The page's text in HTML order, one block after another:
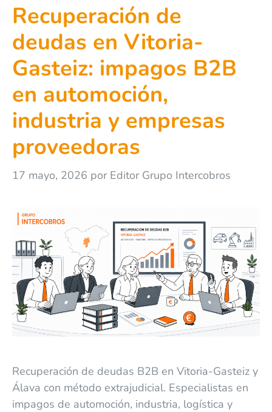
Recuperación de
deudas en Vitoria-
Gasteiz: impagos B2B
en automoción,
industria y empresas
proveedoras
17 mayo, 2026 por Editor Grupo Intercobros
Recuperación de deudas B2B en Vitoria-Gasteiz y
Álava con método extrajudicial. Especialistas en
impagos de automoción, industria, logística y